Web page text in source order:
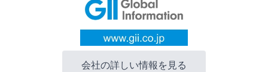
会社の詳しい情報を見る